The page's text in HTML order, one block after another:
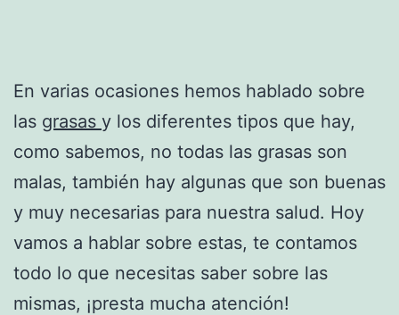
En varias ocasiones hemos hablado sobre
las grasas y los diferentes tipos que hay,
como sabemos, no todas las grasas son
malas, también hay algunas que son buenas
y muy necesarias para nuestra salud. Hoy
vamos a hablar sobre estas, te contamos
todo lo que necesitas saber sobre las
mismas, ¡presta mucha atención!